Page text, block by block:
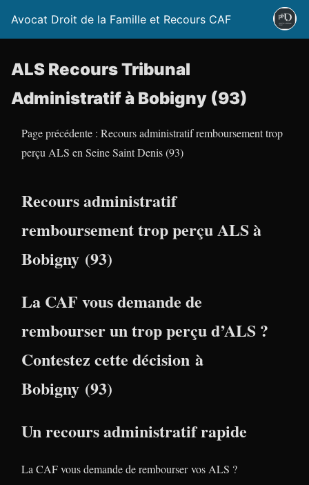
Avocat Droit de la Famille et Recours CAF
ALS Recours Tribunal
Administratif à Bobigny (93)
Page précédente : Recours administratif remboursement trop
perçu ALS en Seine Saint Denis (93)
Recours administratif
remboursement trop perçu ALS à
Bobigny (93)
La CAF vous demande de
rembourser un trop perçu d’ALS ?
Contestez cette décision à
Bobigny (93)
Un recours administratif rapide
La CAF vous demande de rembourser vos ALS ?